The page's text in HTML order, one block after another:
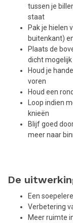
tussen je
staat
Pak je hielen
buitenkant)
Plaats de
dicht
Houd je
voren
Houd een
Loop indien
knieën
Blijf goed
meer naar
De
Een
Verbetering
Meer ruimte